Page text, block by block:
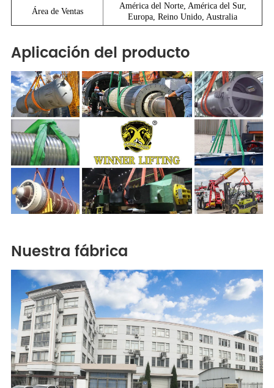
Área de Ventas
América del Norte, América del Sur,
Europa, Reino Unido, Australia
Aplicación del producto
Nuestra fábrica